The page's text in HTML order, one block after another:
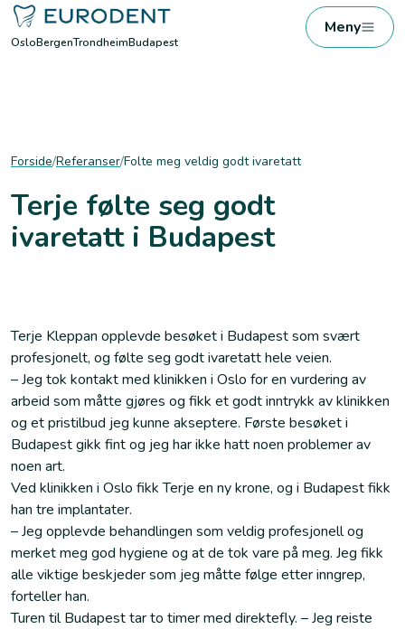
OsloBergenTrondheimBudapest
Meny
Forside/Referanser/Folte meg veldig godt ivaretatt
Terje følte seg godt
ivaretatt i Budapest
Terje Kleppan opplevde besøket i Budapest som svært
profesjonelt, og følte seg godt ivaretatt hele veien.
– Jeg tok kontakt med klinikken i Oslo for en vurdering av
arbeid som måtte gjøres og fikk et godt inntrykk av klinikken
og et pristilbud jeg kunne akseptere. Første besøket i
Budapest gikk fint og jeg har ikke hatt noen problemer av
noen art.
Ved klinikken i Oslo fikk Terje en ny krone, og i Budapest fikk
han tre implantater.
– Jeg opplevde behandlingen som veldig profesjonell og
merket meg god hygiene og at de tok vare på meg. Jeg fikk
alle viktige beskjeder som jeg måtte følge etter inngrep,
forteller han.
Turen til Budapest tar to timer med direktefly. – Jeg reiste